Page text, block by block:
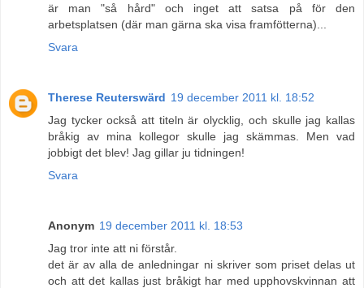
är man "så hård" och inget att satsa på för den
arbetsplatsen (där man gärna ska visa framfötterna)...
Svara
Therese Reuterswärd 19 december 2011 kl. 18:52
Jag tycker också att titeln är olycklig, och skulle jag kallas
bråkig av mina kollegor skulle jag skämmas. Men vad
jobbigt det blev! Jag gillar ju tidningen!
Svara
Anonym 19 december 2011 kl. 18:53
Jag tror inte att ni förstår.
det är av alla de anledningar ni skriver som priset delas ut
och att det kallas just bråkigt har med upphovskvinnan att